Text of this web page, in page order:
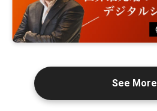
See More